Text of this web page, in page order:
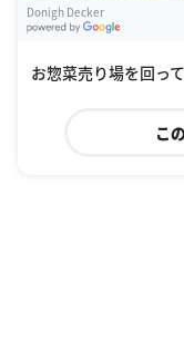
Donigh Decker
お惣菜売り場を回っ
こ